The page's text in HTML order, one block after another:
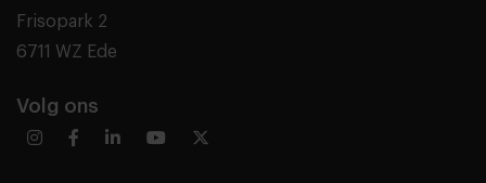
Frisopark 2
6711 WZ Ede
Volg ons